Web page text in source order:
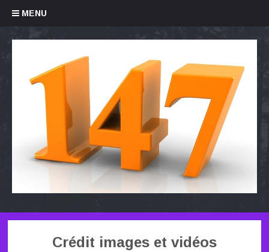
MENU
Skip to content
Crédit images et vidéos